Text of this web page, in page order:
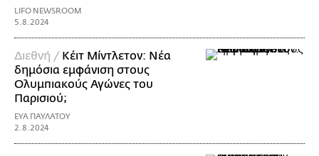
LIFO NEWSROOM
5.8.2024
Διεθνή / Κέιτ Μίντλετον: Νέα
δημόσια εμφάνιση στους
Ολυμπιακούς Αγώνες του
Παρισιού;
ΕΥΑ ΠΑΥΛΑΤΟΥ
2.8.2024